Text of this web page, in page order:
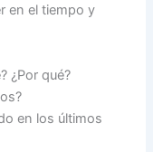
en el tiempo y
¿Por qué?
en los últimos